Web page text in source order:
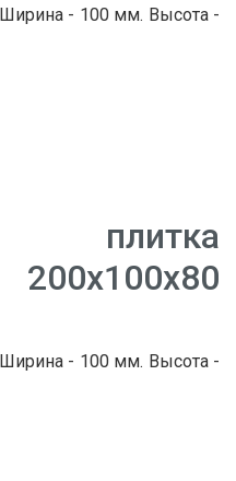
- 100 мм. Высота -
плитка
- 100 мм. Высота -